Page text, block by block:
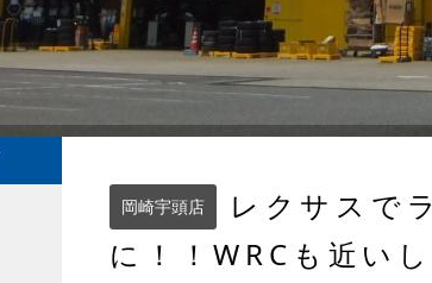
岡崎宇頭店
レクサスで
に！！WRCも近いし